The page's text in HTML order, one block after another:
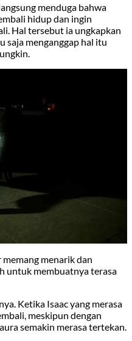
menduga bahwa
hidup dan ingin
Hal tersebut ia ungkapkan
saja menganggap hal itu
menarik dan
untuk membuatnya terasa
Ketika Isaac yang merasa
meskipun dengan
semakin merasa tertekan.